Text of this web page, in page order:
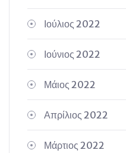
Ιούλιος 2022
Ιούνιος 2022
Μάιος 2022
Απρίλιος 2022
Μάρτιος 2022